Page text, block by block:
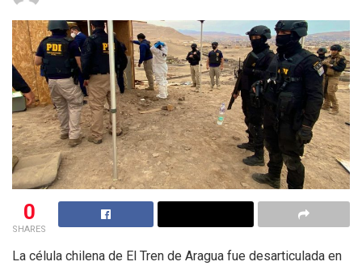
0
SHARES
La célula chilena de El Tren de Aragua fue desarticulada en